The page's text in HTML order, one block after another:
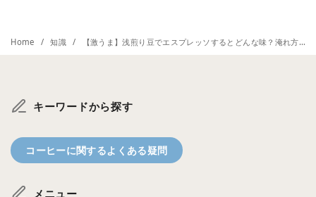
Home 知識 【激うま】浅煎り豆でエスプレッソするとどんな味？淹れ方やおすすめの浅煎り豆も紹介
キーワードから探す
コーヒーに関するよくある疑問
メニュー